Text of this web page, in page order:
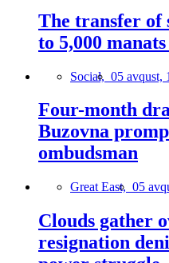
The transfer of
to 5,000
Social, 05 avqust,
Four-month
Buzovna
ombudsman
Great East, 05
Clouds gather
resignation